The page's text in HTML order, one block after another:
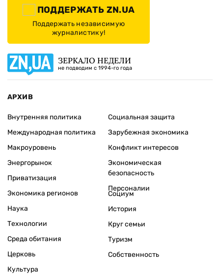
ПОДДЕРЖАТЬ ZN.UA
Поддержать независимую
журналистику!
ЗЕРКАЛО НЕДЕЛИ
не подводим с 1994-го года
АРХИВ
Внутренняя политика
Международная политика
Макроуровень
Энергорынок
Приватизация
Экономика регионов
Социальная защита
Зарубежная экономика
Конфликт интересов
Экономическая
безопасность
Персоналии
Наука
Технологии
Среда обитания
Церковь
Культура
Социум
История
Круг семьи
Туризм
Собственность